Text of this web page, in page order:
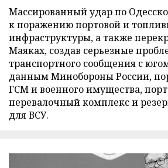
Массированный удар по
к поражению портовой и
инфраструктуры, а также
Маяках, создав серьезные
транспортного сообщения с
данным Минобороны России,
ГСМ и военного имущества,
перевалочный комплекс и
для ВСУ.